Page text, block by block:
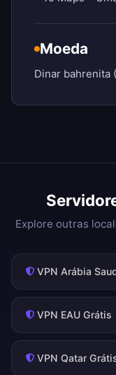
Moeda
Dinar bahrenita
Explore outras
VPN Arábia
VPN EAU Grátis
VPN Qatar